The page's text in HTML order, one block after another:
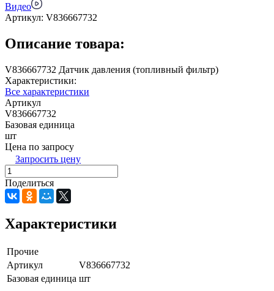
Видео
Артикул: V836667732
Описание товара:
V836667732 Датчик давления (топливный фильтр)
Характеристики:
Все характеристики
Артикул
V836667732
Базовая единица
шт
Цена по запросу
Запросить цену
Поделиться
Характеристики
Прочие
Артикул
V836667732
Базовая единица шт